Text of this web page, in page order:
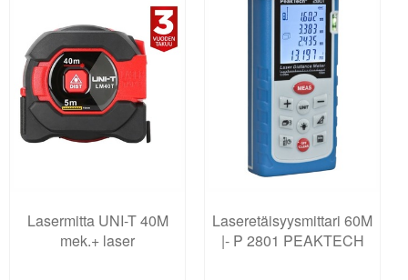
Lasermitta UNI-T 40M
mek.+ laser
Laseretäisyysmittari 60M
|- P 2801 PEAKTECH